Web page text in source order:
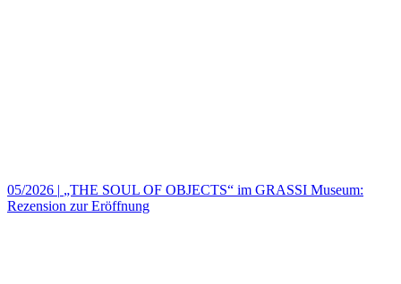
05/2026 | „THE SOUL OF OBJECTS“ im GRASSI Museum:
Rezension zur Eröffnung